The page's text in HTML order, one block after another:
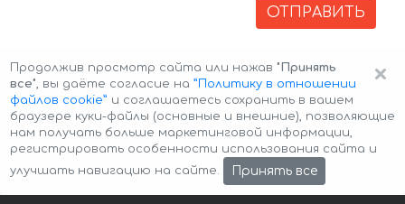
ОТПРАВИТЬ
Авторские права © 2026 Авто-Аренда Cookie Policy
×
Продолжив просмотр сайта или нажав "Принять
все", вы даёте согласие на ”Политику в отношении
файлов cookie” и соглашаетесь сохранить в вашем
браузере куки-файлы (основные и внешние), позволяющие
нам получать больше маркетинговой информации,
регистрировать особенности использования сайта и
улучшать навигацию на сайте.
Принять все